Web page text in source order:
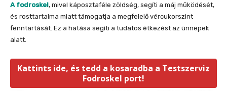
A fodroskel, mivel káposztaféle zöldség, segíti a máj működését,
és rosttartalma miatt támogatja a megfelelő vércukorszint
fenntartását. Ez a hatása segíti a tudatos étkezést az ünnepek
alatt.
Kattints ide, és tedd a kosaradba a Testszerviz
Fodroskel port!